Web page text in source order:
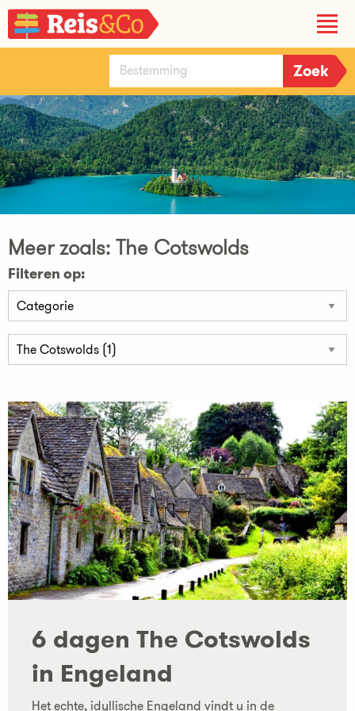
Meer zoals: The Cotswolds
Filteren op:
6 dagen The Cotswolds
in Engeland
Het echte, idyllische Engeland vindt u in de